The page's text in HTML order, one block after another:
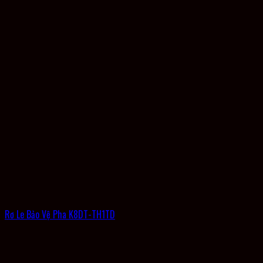
Rơ Le Bảo Vệ Pha K8DT-TH1TD